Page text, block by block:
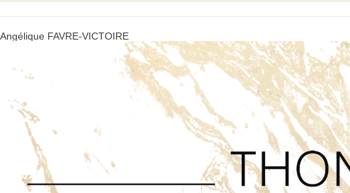
Angélique FAVRE-VICTOIRE